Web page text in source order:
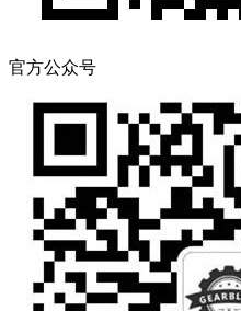
官方公众号